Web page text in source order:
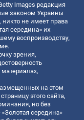
Images редакция
законом Украины
никто не имеет права
середина» их
воспроизводству,
зрения,
на этом
этого сайта,
но без
середина»